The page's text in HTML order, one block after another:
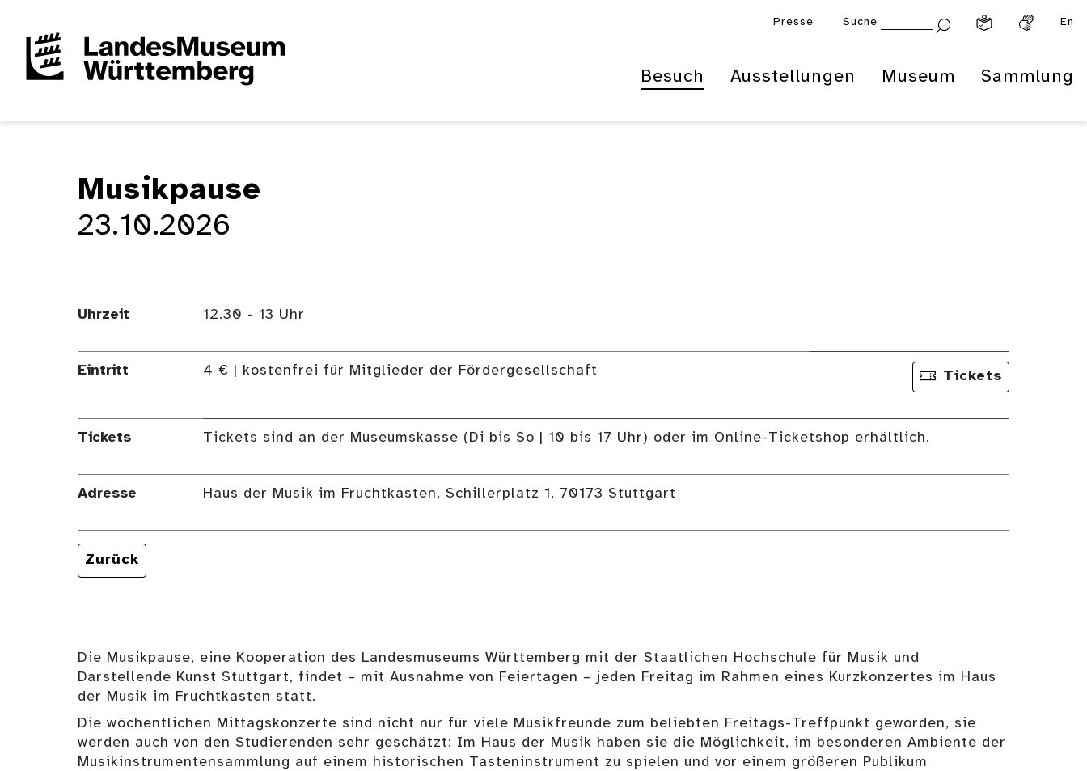
Presse Suche En
Besuch Ausstellungen Museum Sammlung
Musikpause
23.10.2026
Uhrzeit 12.30 - 13 Uhr
Eintritt 4 € | kostenfrei für Mitglieder der Fördergesellschaft Tickets
Tickets Tickets sind an der Museumskasse (Di bis So | 10 bis 17 Uhr) oder im Online-Ticketshop erhältlich.
Adresse Haus der Musik im Fruchtkasten, Schillerplatz 1, 70173 Stuttgart
Zurück
Die Musikpause, eine Kooperation des Landesmuseums Württemberg mit der Staatlichen Hochschule für Musik und
Darstellende Kunst Stuttgart, findet – mit Ausnahme von Feiertagen – jeden Freitag im Rahmen eines Kurzkonzertes im Haus
der Musik im Fruchtkasten statt.
Die wöchentlichen Mittagskonzerte sind nicht nur für viele Musikfreunde zum beliebten Freitags-Treffpunkt geworden, sie
werden auch von den Studierenden sehr geschätzt: Im Haus der Musik haben sie die Möglichkeit, im besonderen Ambiente der
Musikinstrumentensammlung auf einem historischen Tasteninstrument zu spielen und vor einem größeren Publikum